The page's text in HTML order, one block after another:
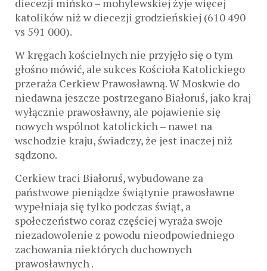
diecezji mińsko – mohylewskiej żyje więcej
katolików niż w diecezji grodzieńskiej (610 490
vs 591 000).
W kręgach kościelnych nie przyjęło się o tym
głośno mówić, ale sukces Kościoła Katolickiego
przeraża Cerkiew Prawosławną. W Moskwie do
niedawna jeszcze postrzegano Białoruś, jako kraj
wyłącznie prawosławny, ale pojawienie się
nowych wspólnot katolickich – nawet na
wschodzie kraju, świadczy, że jest inaczej niż
sądzono.
Cerkiew traci Białoruś, wybudowane za
państwowe pieniądze świątynie prawosławne
wypełniaja się tylko podczas świąt, a
społeczeństwo coraz częściej wyraża swoje
niezadowolenie z powodu nieodpowiedniego
zachowania niektórych duchownych
prawosławnych .